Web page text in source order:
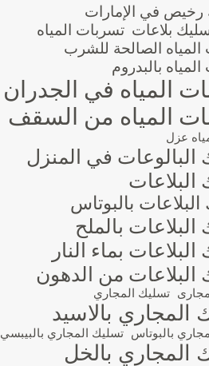
رخيص في الإمارات
بلاعات تسربات المياه
الصالحة للشرب
بالبدروم
المياه في الجدران
المياه من السقف
عزل
البالوعات في المنزل
البلاعات
بالبوتاس
بالملح
بماء النار
البلاعات من الدهون
تسليك المجاري
المجاري بالاسيد
بالبوتاس تسليك المجاري بالبيبسي
المجاري بالخل